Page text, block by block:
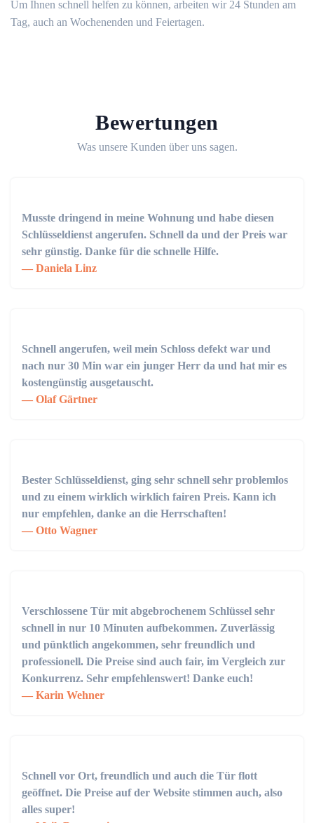
Um Ihnen schnell helfen zu können, arbeiten wir 24 Stunden am
Tag, auch an Wochenenden und Feiertagen.
Bewertungen
Was unsere Kunden über uns sagen.
Musste dringend in meine Wohnung und habe diesen
Schlüsseldienst angerufen. Schnell da und der Preis war
sehr günstig. Danke für die schnelle Hilfe.
Daniela Linz
Schnell angerufen, weil mein Schloss defekt war und
nach nur 30 Min war ein junger Herr da und hat mir es
kostengünstig ausgetauscht.
Olaf Gärtner
Bester Schlüsseldienst, ging sehr schnell sehr problemlos
und zu einem wirklich wirklich fairen Preis. Kann ich
nur empfehlen, danke an die Herrschaften!
Otto Wagner
Verschlossene Tür mit abgebrochenem Schlüssel sehr
schnell in nur 10 Minuten aufbekommen. Zuverlässig
und pünktlich angekommen, sehr freundlich und
professionell. Die Preise sind auch fair, im Vergleich zur
Konkurrenz. Sehr empfehlenswert! Danke euch!
Karin Wehner
Schnell vor Ort, freundlich und auch die Tür flott
geöffnet. Die Preise auf der Website stimmen auch, also
alles super!